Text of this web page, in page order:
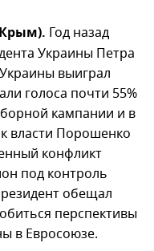
Год назад
Украины Петра
выиграл
голоса почти 55%
кампании и в
власти Порошенко
конфликт
под контроль
обещал
перспективы
в Евросоюзе.